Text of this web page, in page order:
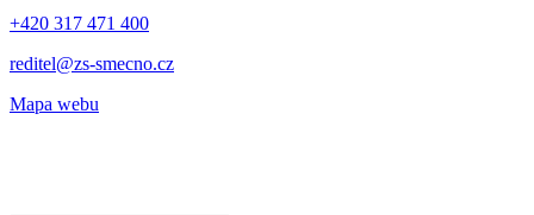
+420 317 471 400
reditel@zs-smecno.cz
Mapa webu